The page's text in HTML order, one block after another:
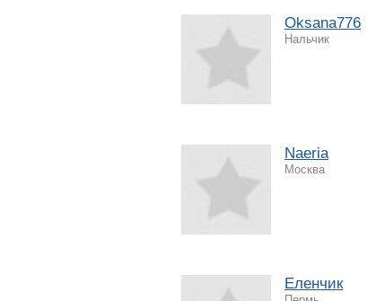
Oksana776
Нальчик
Naeria
Москва
Еленчик